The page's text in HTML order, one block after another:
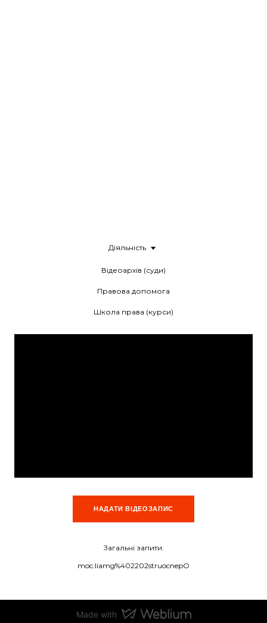
Діяльність
Відеоархів (суди)
Правова допомога
Школа права (курси)
НАДАТИ ВІДЕОЗАПИС
Загальні запити:
moc.liamg%402202struocnepO
Made with